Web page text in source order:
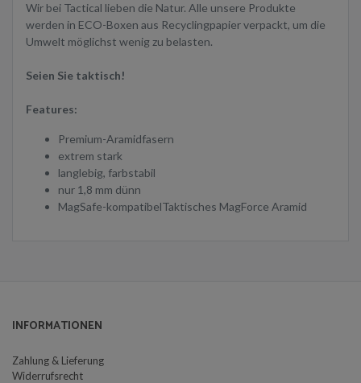
Wir bei Tactical lieben die Natur. Alle unsere Produkte
werden in ECO-Boxen aus Recyclingpapier verpackt, um die
Umwelt möglichst wenig zu belasten.
Seien Sie taktisch!
Features:
Premium-Aramidfasern
extrem stark
langlebig, farbstabil
nur 1,8 mm dünn
MagSafe-kompatibelTaktisches MagForce Aramid
INFORMATIONEN
Zahlung & Lieferung
Widerrufsrecht